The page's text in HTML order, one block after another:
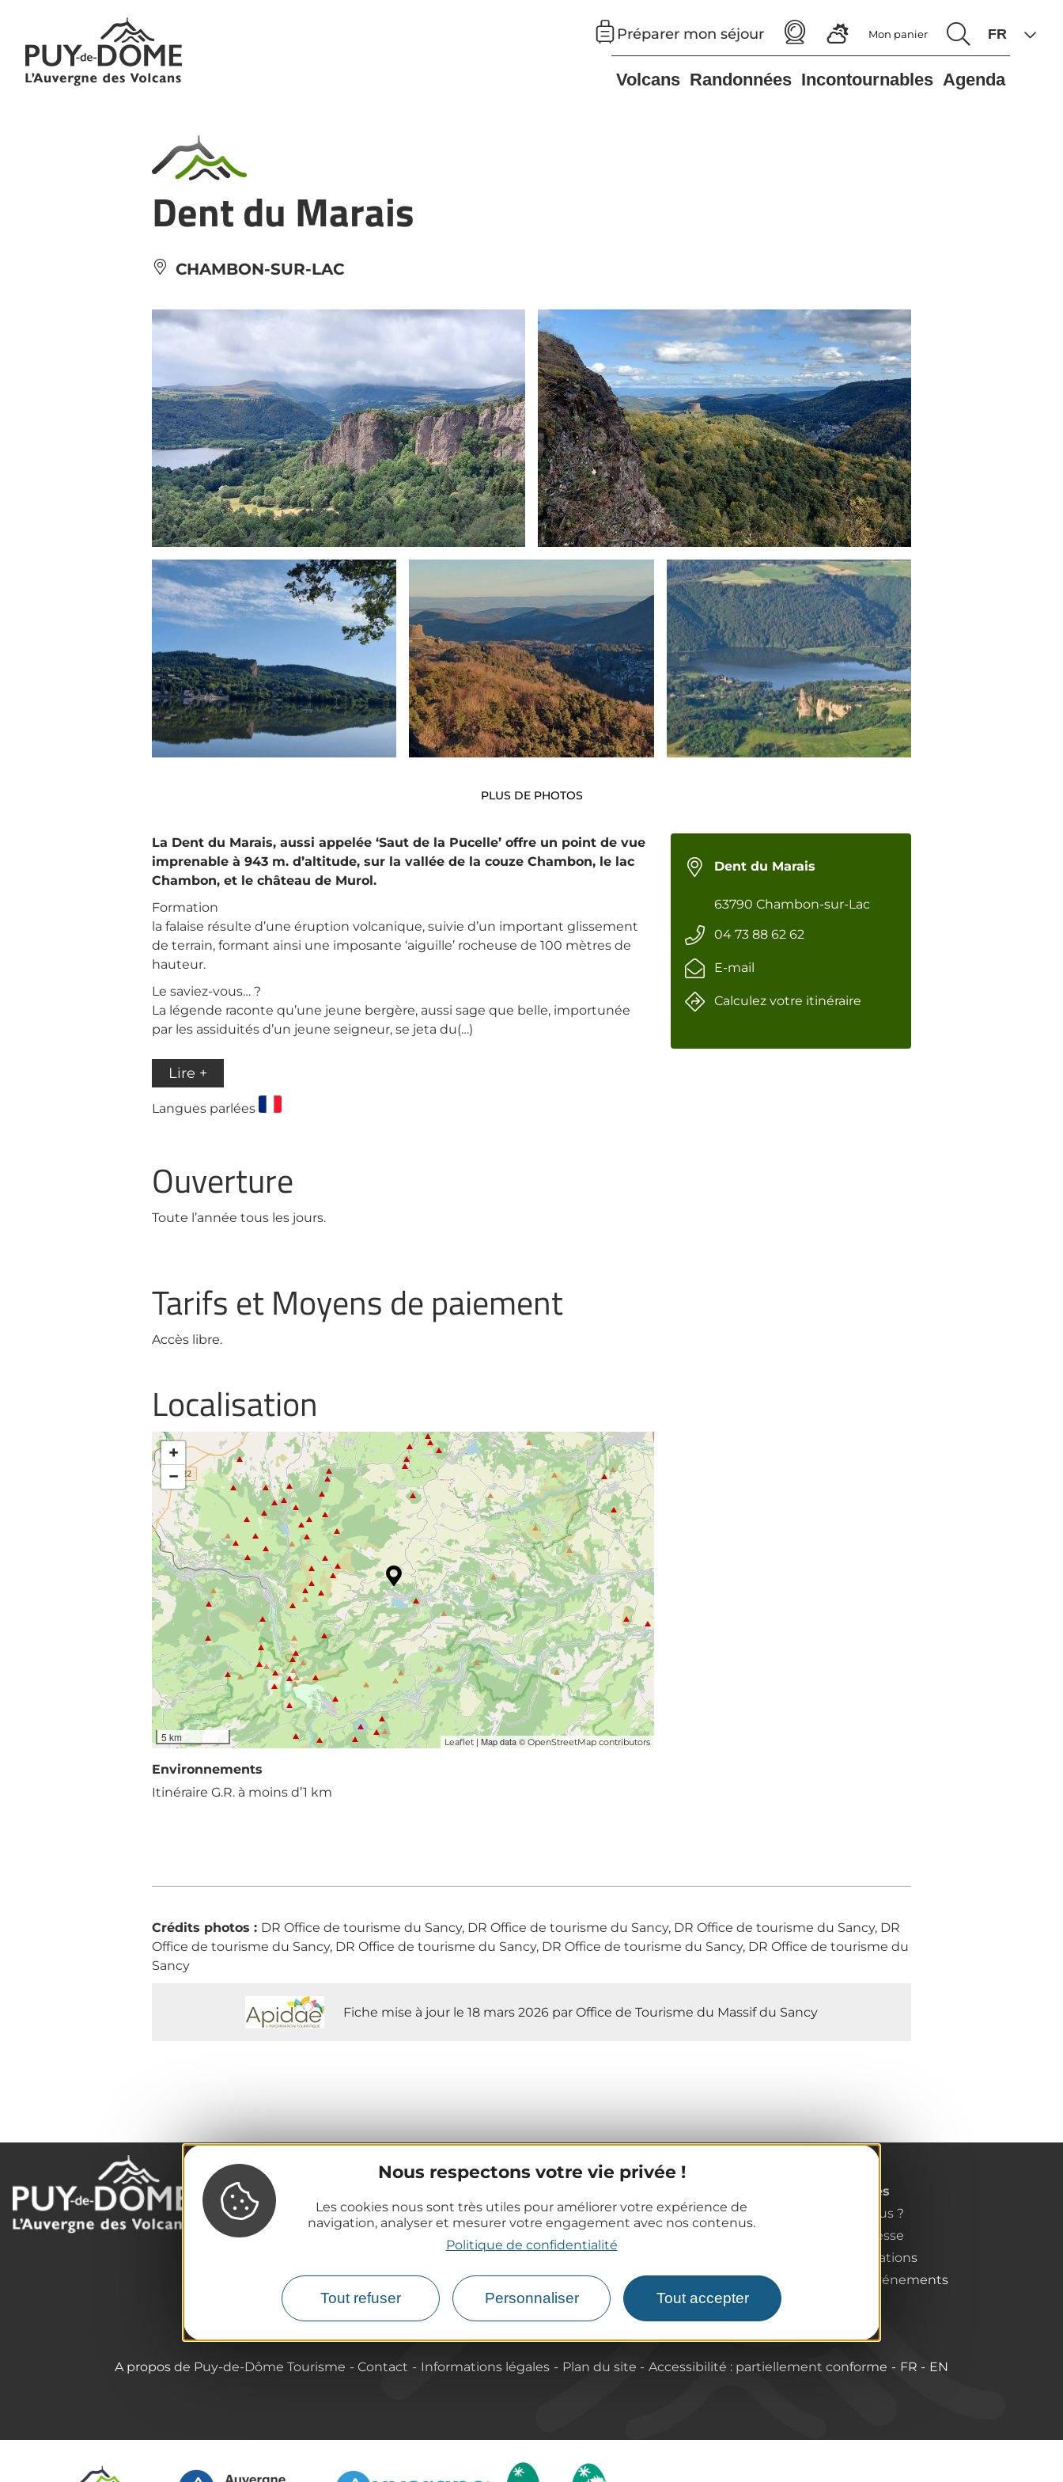
Nous respectons votre vie privée !
Les cookies nous sont très utiles pour améliorer votre expérience de
navigation, analyser et mesurer votre engagement avec nos contenus.
Politique de confidentialité
Tout refuser Personnaliser Tout accepter
Préparer mon séjour Mon panier
Volcans Randonnées Incontournables Agenda
Dent du Marais
CHAMBON-SUR-LAC
PLUS DE PHOTOS
La Dent du Marais, aussi appelée ‘Saut de la Pucelle’ offre un point de vue
imprenable à 943 m. d’altitude, sur la vallée de la couze Chambon, le lac
Chambon, et le château de Murol.
Formation
la falaise résulte d’une éruption volcanique, suivie d’un important glissement
de terrain, formant ainsi une imposante ‘aiguille’ rocheuse de 100 mètres de
hauteur.
Le saviez-vous… ?
La légende raconte qu’une jeune bergère, aussi sage que belle, importunée
par les assiduités d’un jeune seigneur, se jeta du(…)
Lire +
Langues parlées
Ouverture
Toute l’année tous les jours.
Tarifs et Moyens de paiement
Accès libre.
Localisation
+
−
5 km Leaflet| Map data © OpenStreetMap contributors
Environnements
Itinéraire G.R. à moins d’1 km
Dent du Marais
63790 Chambon-sur-Lac
04 73 88 62 62
E-mail
Calculez votre itinéraire
Crédits photos : DR Office de tourisme du Sancy, DR Office de tourisme du Sancy, DR Office de tourisme du Sancy, DR
Office de tourisme du Sancy, DR Office de tourisme du Sancy, DR Office de tourisme du Sancy, DR Office de tourisme du
Sancy
Fiche mise à jour le 18 mars 2026 par Office de Tourisme du Massif du Sancy
La destination
Nos incontournables
L'Auvergne des Volcans
Tout l'agenda
Préparer son voyage
Offices de Tourisme
Comment venir ?
Pro / Partenaires
Qui sommes-nous ?
Espace Pro & Presse
Labels & Qualifications
Annoncer vos événements
A propos de Puy-de-Dôme Tourisme Contact Informations légales Plan du site Accessibilité : partiellement conforme FR EN